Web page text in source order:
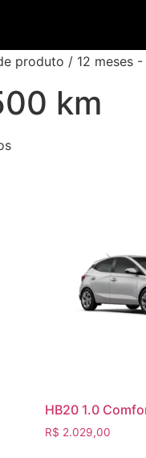
produto / 12 meses
km
HB20 1.0
R$ 2.029,00